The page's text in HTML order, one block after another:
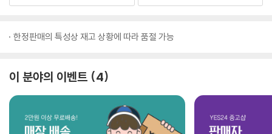
한정판매의 특성상 재고 상황에 따라 품절 가능
이 분야의 이벤트 4